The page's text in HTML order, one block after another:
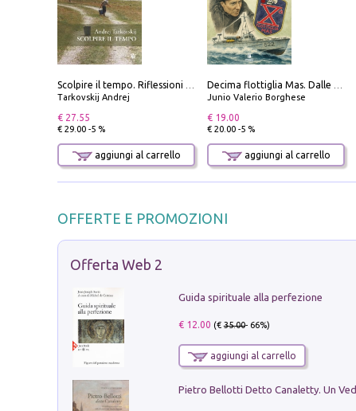
Scolpire il tempo. Riflessioni sul cinema.
Tarkovskij Andrej
€ 27.55
€ 29.00 -5 %
aggiungi al carrello
Decima flottiglia Mas. Dalle origini all'armistizio
Junio Valerio Borghese
€ 19.00
€ 20.00 -5 %
aggiungi al carrello
OFFERTE E PROMOZIONI
Offerta Web 2
Guida spirituale alla perfezione
€ 12.00 (€35.00- 66%)
aggiungi al carrello